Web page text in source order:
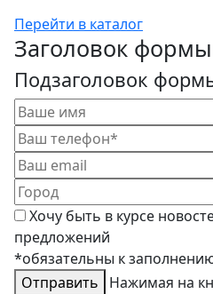
Перейти в каталог
Заголовок формы
Подзаголовок
Хочу быть в курсе
предложений
*обязательны к
Отправить
Нажимая на